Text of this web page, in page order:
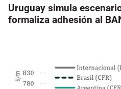
Uruguay simula
formaliza adhesión al